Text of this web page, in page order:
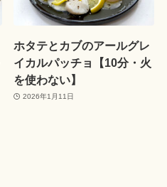
ホタテとカブのアールグレ
イカルパッチョ【10分・火
を使わない】
2026年1月11日